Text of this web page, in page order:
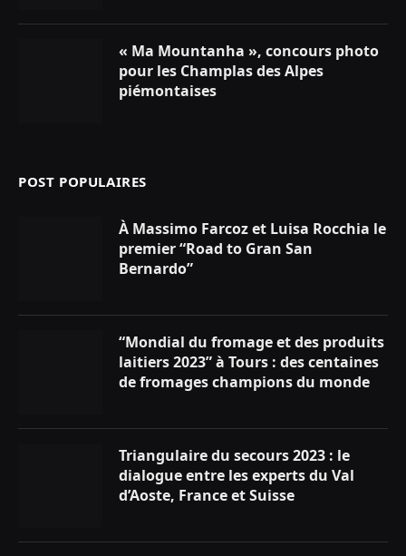
« Ma Mountanha », concours photo
pour les Champlas des Alpes
piémontaises
POST POPULAIRES
À Massimo Farcoz et Luisa Rocchia le
premier “Road to Gran San
Bernardo”
“Mondial du fromage et des produits
laitiers 2023” à Tours : des centaines
de fromages champions du monde
Triangulaire du secours 2023 : le
dialogue entre les experts du Val
d’Aoste, France et Suisse